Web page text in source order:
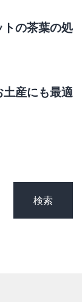
トの茶葉の処
土産にも最適